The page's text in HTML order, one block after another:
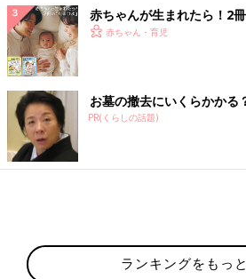
赤ちゃんが生まれたら！2
赤ちゃん・育児
お墓の撤去にいくらかかる
PR(くらしの話題)
ランキングをもっ